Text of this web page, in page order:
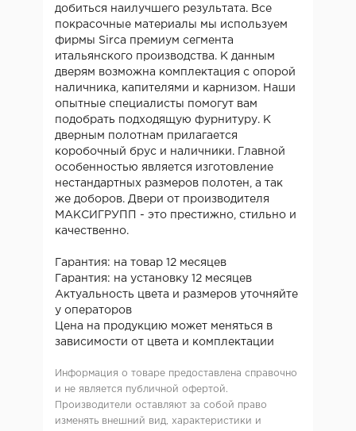
добиться наилучшего результата. Все
покрасочные материалы мы используем
фирмы Sirca премиум сегмента
итальянского производства. К данным
дверям возможна комплектация с опорой
наличника, капителями и карнизом. Наши
опытные специалисты помогут вам
подобрать подходящую фурнитуру. К
дверным полотнам прилагается
коробочный брус и наличники. Главной
особенностью является изготовление
нестандартных размеров полотен, а так
же доборов. Двери от производителя
МАКСИГРУПП - это престижно, стильно и
качественно.
Гарантия: на товар 12 месяцев
Гарантия: на установку 12 месяцев
Актуальность цвета и размеров уточняйте
у операторов
Цена на продукцию может меняться в
зависимости от цвета и комплектации
Информация о товаре предоставлена справочно
и не является публичной офертой.
Производители оставляют за собой право
изменять внешний вид, характеристики и